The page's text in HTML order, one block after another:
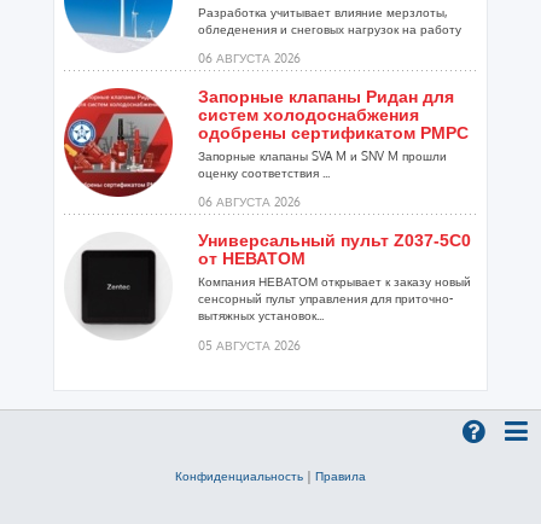
Разработка учитывает влияние мерзлоты,
обледенения и снеговых нагрузок на работу
06 АВГУСТА 2026
Запорные клапаны Ридан для
систем холодоснабжения
одобрены сертификатом РМРС
Запорные клапаны SVA M и SNV M прошли
оценку соответствия ...
06 АВГУСТА 2026
Универсальный пульт Z037-5C0
от НЕВАТОМ
Компания НЕВАТОМ открывает к заказу новый
сенсорный пульт управления для приточно-
вытяжных установок...
05 АВГУСТА 2026
расширения ...
Конфиденциальность | Правила